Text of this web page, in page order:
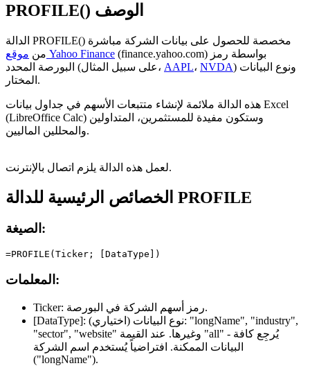
PROFILE() الوصف
الدالة PROFILE() مخصصة للحصول على بيانات الشركة مباشرة
من موقع Yahoo Finance (finance.yahoo.com) بواسطة رمز
البورصة المحدد (على سبيل المثال، AAPL، NVDA) ونوع البيانات
المختار.
هذه الدالة ملائمة لإنشاء متتبعات الأسهم في جداول بيانات Excel
(LibreOffice Calc) وستكون مفيدة للمستثمرين، المتداولين
والمحللين الماليين.
لعمل هذه الدالة يلزم اتصال بالإنترنت.
الخصائص الرئيسية للدالة PROFILE
الصيغة:
المعلمات:
Ticker:
رمز أسهم الشركة في البورصة.
[DataType]:
(اختياري) نوع البيانات: "longName", "industry",
"sector", "website"
"all" - يُرجِع كافة
البيانات الممكنة. افتراضياً يُستخدم اسم الشركة
("longName").